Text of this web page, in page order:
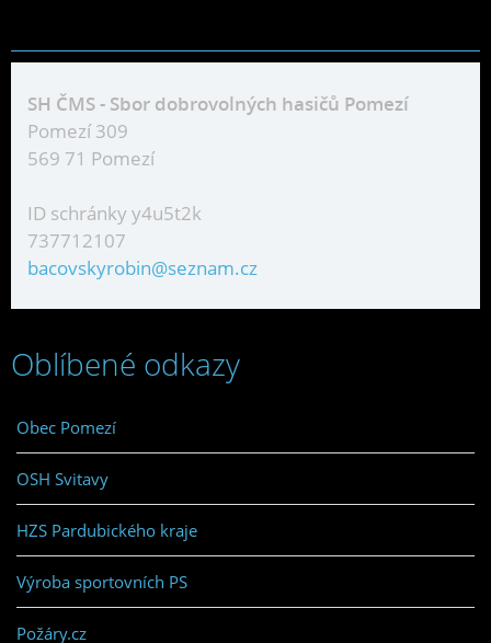
SH ČMS - Sbor dobrovolných hasičů Pomezí
Pomezí 309
569 71 Pomezí
ID schránky y4u5t2k
737712107
bacovskyrobin@seznam.cz
Oblíbené odkazy
Obec Pomezí
OSH Svitavy
HZS Pardubického kraje
Výroba sportovních PS
Požáry.cz